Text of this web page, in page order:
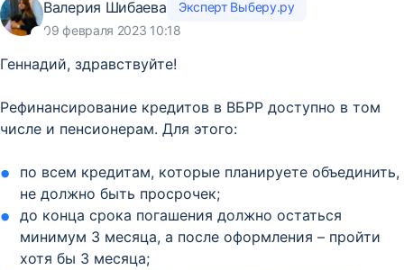
Валерия Шибаева
Эксперт Выберу.ру
09 февраля 2023 10:18
Геннадий, здравствуйте!
Рефинансирование кредитов в ВБРР доступно в том
числе и пенсионерам. Для этого:
по всем кредитам, которые планируете объединить,
не должно быть просрочек;
до конца срока погашения должно остаться
минимум 3 месяца, а после оформления – пройти
хотя бы 3 месяца;